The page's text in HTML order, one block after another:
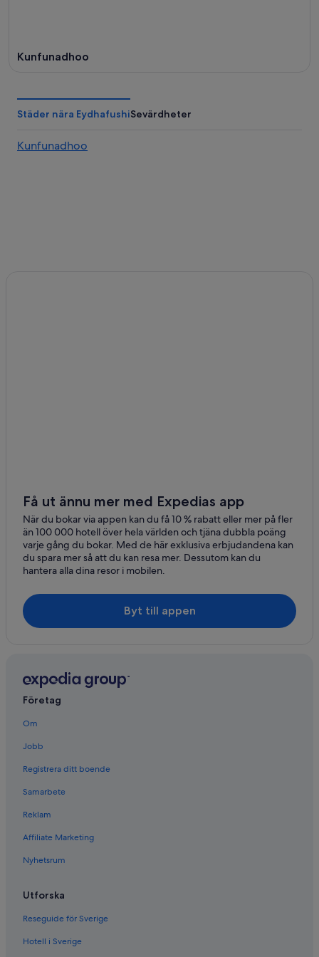
Kunfunadhoo
Städer nära EydhafushiSevärdheter
Kunfunadhoo
Få ut ännu mer med Expedias app
När du bokar via appen kan du få 10 % rabatt eller mer på fler
än 100 000 hotell över hela världen och tjäna dubbla poäng
varje gång du bokar. Med de här exklusiva erbjudandena kan
du spara mer så att du kan resa mer. Dessutom kan du
hantera alla dina resor i mobilen.
Byt till appen
Företag
Om
Jobb
Registrera ditt boende
Samarbete
Reklam
Affiliate Marketing
Nyhetsrum
Utforska
Reseguide för Sverige
Hotell i Sverige